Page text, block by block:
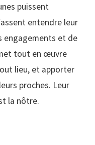
puissent
entendre leur
engagements et de
tout en œuvre
lieu, et apporter
proches. Leur
la nôtre.